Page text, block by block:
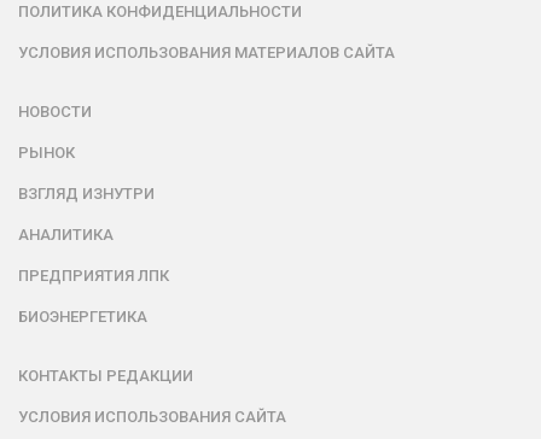
ПОЛИТИКА КОНФИДЕНЦИАЛЬНОСТИ
УСЛОВИЯ ИСПОЛЬЗОВАНИЯ МАТЕРИАЛОВ САЙТА
НОВОСТИ
РЫНОК
ВЗГЛЯД ИЗНУТРИ
АНАЛИТИКА
ПРЕДПРИЯТИЯ ЛПК
БИОЭНЕРГЕТИКА
КОНТАКТЫ РЕДАКЦИИ
УСЛОВИЯ ИСПОЛЬЗОВАНИЯ САЙТА